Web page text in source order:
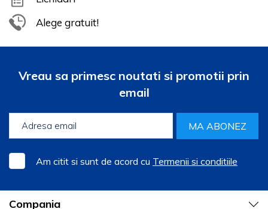
Alege gratuit!
Vreau sa primesc noutati si promotii prin
email
MA ABONEZ
Am citit si sunt de acord cu Termenii si conditiile
Compania